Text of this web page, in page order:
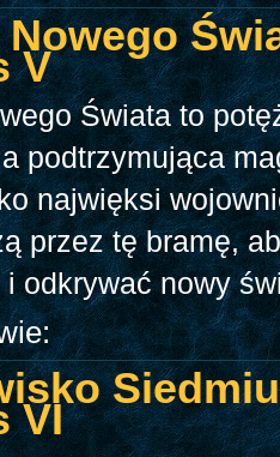
V
Świata to
podtrzymująca
najwięksi
przez tę bramę,
odkrywać nowy
VI